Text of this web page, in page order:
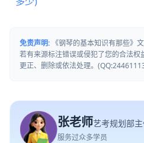
免责声明: 《钢琴的基本知识有那些》
若有来源标注错误或侵犯了您的合法
更正、删除或依法处理。
张老师艺考规划部
服务过众多学员